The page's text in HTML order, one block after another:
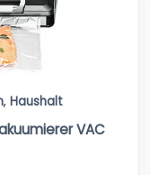
, Haushalt
VAC